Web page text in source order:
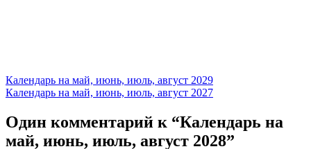
Навигация
по
записям
Календарь на май, июнь, июль, август 2029
Календарь на май, июнь, июль, август 2027
Один комментарий к “Календарь на
май, июнь, июль, август 2028”